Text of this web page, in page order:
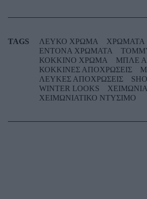
TAGS ΛΕΥΚΟ ΧΡΩΜΑ
ΧΡΩΜΑΤΑ
ΕΝΤΟΝΑ ΧΡΩΜΑΤΑ
ΚΟΚΚΙΝΟ ΧΡΩΜΑ
ΜΠΛΕ
ΚΟΚΚΙΝΕΣ ΑΠΟΧΡΩΣΕΙΣ
ΛΕΥΚΕΣ ΑΠΟΧΡΩΣΕΙΣ
WINTER LOOKS
ΧΕΙΜΩΝΙΑΤΙΚΟ ΝΤΥΣΙΜΟ